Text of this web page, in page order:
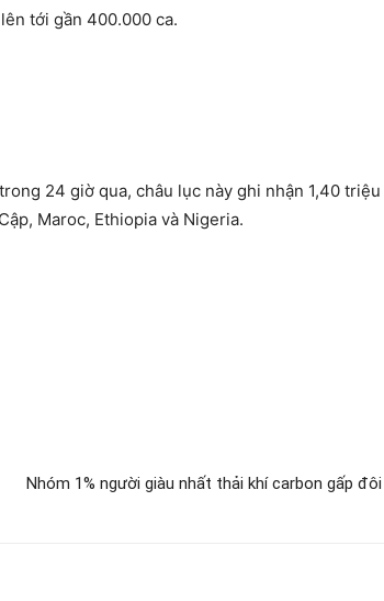
tới gần 400.000 ca.
24 giờ qua, châu lục này ghi nhận 1,40
Maroc, Ethiopia và Nigeria.
Nhóm 1% người giàu nhất thải khí carbon gấp